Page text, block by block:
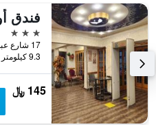
عطلة
نهاية
هذا
الأسبوع
خلال
آخر
أيام
المخطط
التالي
1
محور
Y
الذي
يعرض
متوسط
سعر
غرفة
3 نجوم
9.3 كيلومتر عن وسط المدينة
145 ﷼